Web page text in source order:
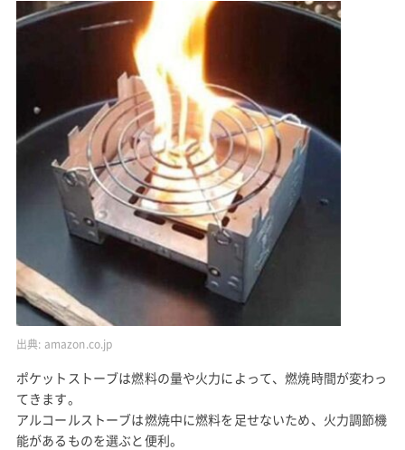
出典: amazon.co.jp
ポケットストーブは燃料の量や火力によって、燃焼時間が変わっ
てきます。
アルコールストーブは燃焼中に燃料を足せないため、火力調節機
能があるものを選ぶと便利。